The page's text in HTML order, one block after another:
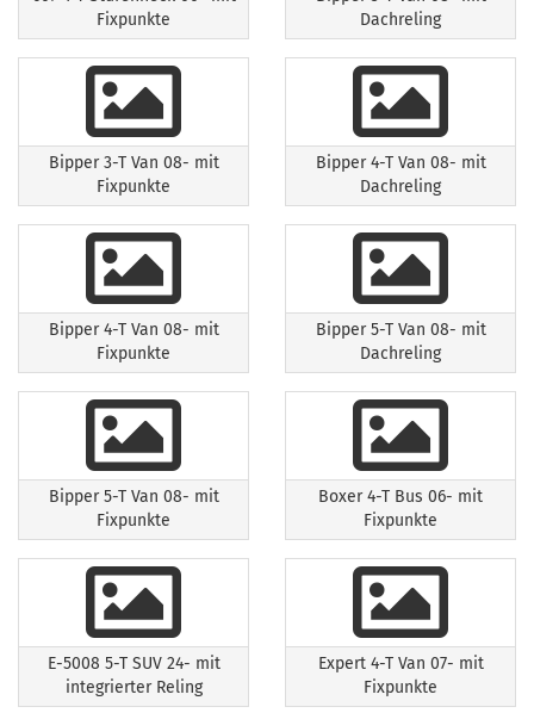
Fixpunkte
Dachreling
Bipper 3-T Van 08- mit
Fixpunkte
Bipper 4-T Van 08- mit
Dachreling
Bipper 4-T Van 08- mit
Fixpunkte
Bipper 5-T Van 08- mit
Dachreling
Bipper 5-T Van 08- mit
Fixpunkte
Boxer 4-T Bus 06- mit
Fixpunkte
E-5008 5-T SUV 24- mit
integrierter Reling
Expert 4-T Van 07- mit
Fixpunkte